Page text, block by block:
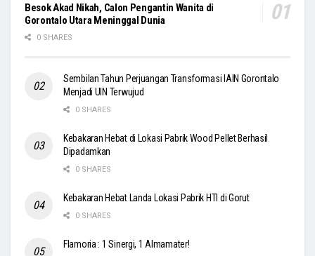
Besok Akad Nikah, Calon Pengantin Wanita di
Gorontalo Utara Meninggal Dunia
0 SHARES
Sembilan Tahun Perjuangan Transformasi IAIN Gorontalo
Menjadi UIN Terwujud
0 SHARES
Kebakaran Hebat di Lokasi Pabrik Wood Pellet Berhasil
Dipadamkan
0 SHARES
Kebakaran Hebat Landa Lokasi Pabrik HTI di Gorut
0 SHARES
Flamoria : 1 Sinergi, 1 Almamater!